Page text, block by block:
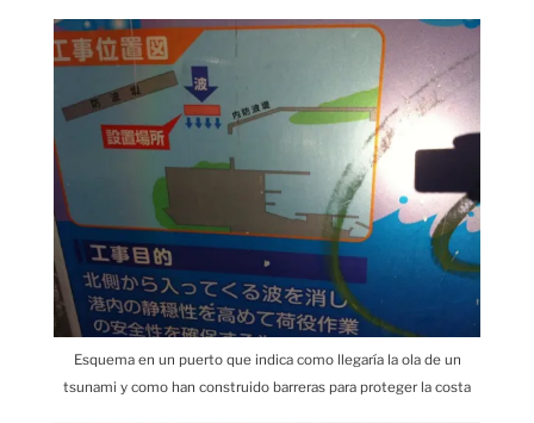
Esquema en un puerto que indica como llegaría la ola de un
tsunami y como han construido barreras para proteger la costa